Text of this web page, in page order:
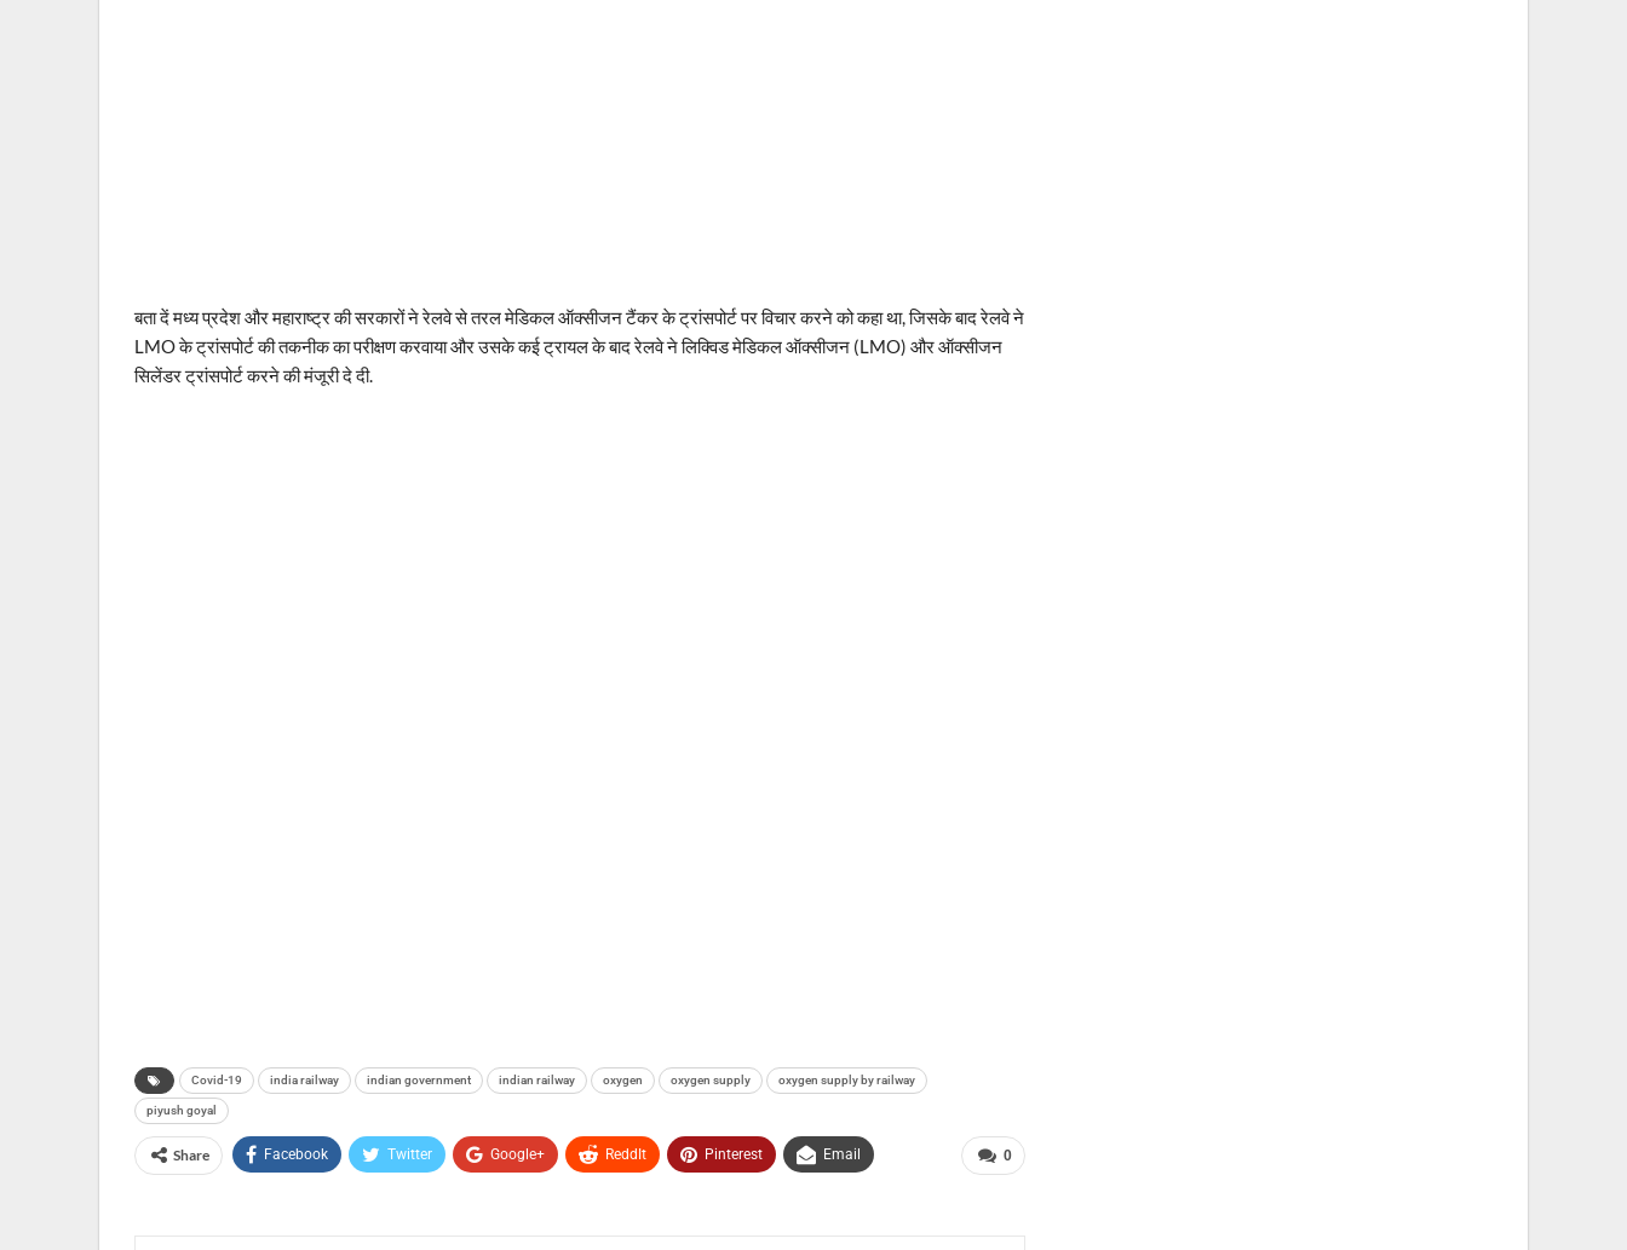
बता दें मध्य प्रदेश और महाराष्ट्र की सरकारों ने रेलवे से तरल मेडिकल ऑक्सीजन टैंकर के ट्रांसपोर्ट पर विचार करने को कहा था, जिसके बाद रेलवे ने
LMO के ट्रांसपोर्ट की तकनीक का परीक्षण करवाया और उसके कई ट्रायल के बाद रेलवे ने लिक्विड मेडिकल ऑक्सीजन (LMO) और ऑक्सीजन
सिलेंडर ट्रांसपोर्ट करने की मंजूरी दे दी.
Covid-19 india railway indian government indian railway oxygen oxygen supply oxygen supply by railway
piyush goyal
0
Share Facebook Twitter Google+ ReddIt Pinterest Email